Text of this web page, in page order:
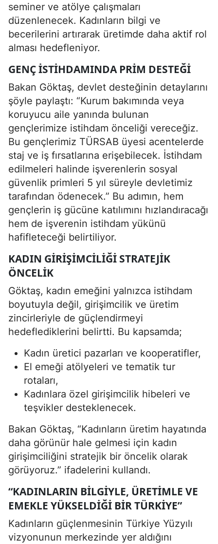
seminer ve atölye çalışmaları
düzenlenecek. Kadınların bilgi ve
becerilerini artırarak üretimde daha aktif rol
alması hedefleniyor.
GENÇ ISTIHDAMINDA PRIM DESTEĞI
Bakan Göktaş, devlet desteğinin detaylarını
şöyle paylaştı: “Kurum bakımında veya
koruyucu aile yanında bulunan
gençlerimize istihdam önceliği vereceğiz.
Bu gençlerimiz TÜRSAB üyesi acentelerde
staj ve iş fırsatlarına erişebilecek. İstihdam
edilmeleri halinde işverenlerin sosyal
güvenlik primleri 5 yıl süreyle devletimiz
tarafından ödenecek.” Bu adımın, hem
gençlerin iş gücüne katılımını hızlandıracağı
hem de işverenin istihdam yükünü
hafifleteceği belirtiliyor.
KADIN GIRIŞIMCILIĞI STRATEJIK
ÖNCELIK
Göktaş, kadın emeğini yalnızca istihdam
boyutuyla değil, girişimcilik ve üretim
zincirleriyle de güçlendirmeyi
hedeflediklerini belirtti. Bu kapsamda;
Kadın üretici pazarları ve kooperatifler,
El emeği atölyeleri ve tematik tur
rotaları,
Kadınlara özel girişimcilik hibeleri ve
teşvikler desteklenecek.
Bakan Göktaş, “Kadınların üretim hayatında
daha görünür hale gelmesi için kadın
girişimciliğini stratejik bir öncelik olarak
görüyoruz.” ifadelerini kullandı.
“KADINLARIN BILGIYLE, ÜRETIMLE VE
EMEKLE YÜKSELDIĞI BIR TÜRKIYE”
Kadınların güçlenmesinin Türkiye Yüzyılı
vizyonunun merkezinde yer aldığını